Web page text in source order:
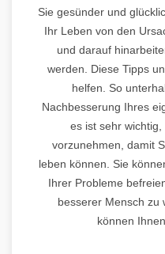
Sie gesünder und
Ihr Leben von den
und darauf
werden. Diese Tipps
helfen. So
Nachbesserung Ihres
es ist sehr
vorzunehmen, damit
leben können. Sie
Ihrer Probleme
besserer Mensch zu
können